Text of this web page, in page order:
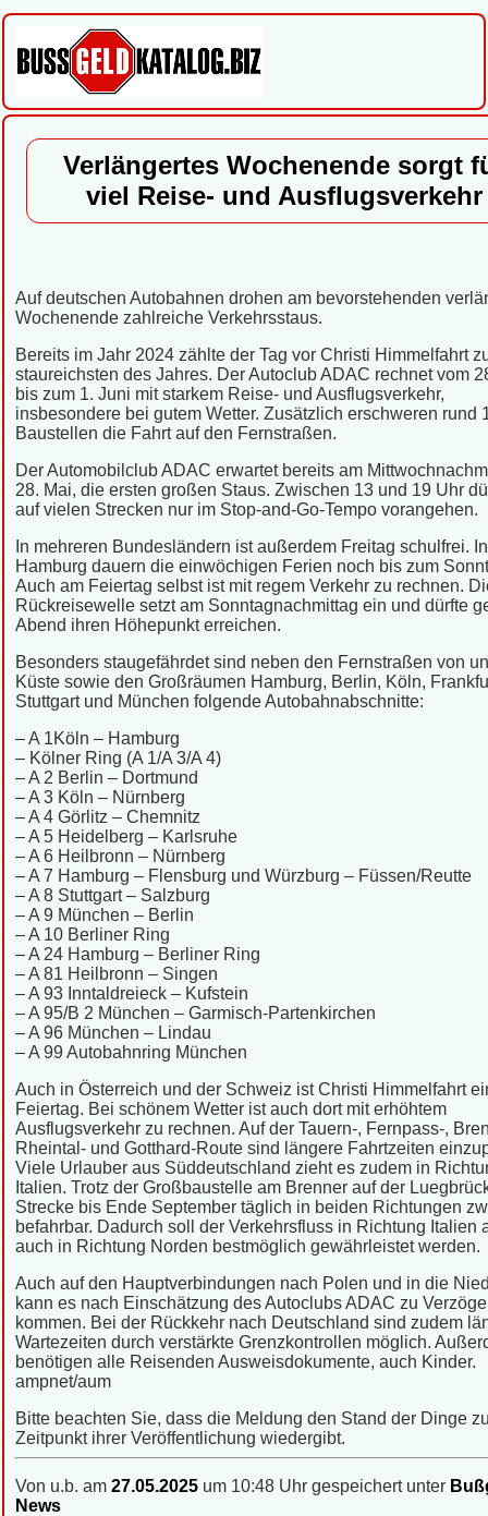
Verlängertes Wochenende sorgt
viel Reise- und Ausflugsverkehr
Auf deutschen Autobahnen drohen am bevorstehenden
Wochenende zahlreiche Verkehrsstaus.
Bereits im Jahr 2024 zählte der Tag vor Christi Himmelfahrt
staureichsten des Jahres. Der Autoclub ADAC rechnet vom
bis zum 1. Juni mit starkem Reise- und Ausflugsverkehr,
insbesondere bei gutem Wetter. Zusätzlich erschweren rund
Baustellen die Fahrt auf den Fernstraßen.
Der Automobilclub ADAC erwartet bereits am
28. Mai, die ersten großen Staus. Zwischen 13 und 19 Uhr
auf vielen Strecken nur im Stop-and-Go-Tempo vorangehen.
In mehreren Bundesländern ist außerdem Freitag schulfrei. In
Hamburg dauern die einwöchigen Ferien noch bis zum
Auch am Feiertag selbst ist mit regem Verkehr zu rechnen.
Rückreisewelle setzt am Sonntagnachmittag ein und dürfte
Abend ihren Höhepunkt erreichen.
Besonders staugefährdet sind neben den Fernstraßen von
Küste sowie den Großräumen Hamburg, Berlin, Köln,
Stuttgart und München folgende Autobahnabschnitte:
– A 1Köln – Hamburg
– Kölner Ring (A 1/A 3/A 4)
– A 2 Berlin – Dortmund
– A 3 Köln – Nürnberg
– A 4 Görlitz – Chemnitz
– A 5 Heidelberg – Karlsruhe
– A 6 Heilbronn – Nürnberg
– A 7 Hamburg – Flensburg und Würzburg – Füssen/Reutte
– A 8 Stuttgart – Salzburg
– A 9 München – Berlin
– A 10 Berliner Ring
– A 24 Hamburg – Berliner Ring
– A 81 Heilbronn – Singen
– A 93 Inntaldreieck – Kufstein
– A 95/B 2 München – Garmisch-Partenkirchen
– A 96 München – Lindau
– A 99 Autobahnring München
Auch in Österreich und der Schweiz ist Christi Himmelfahrt
Feiertag. Bei schönem Wetter ist auch dort mit erhöhtem
Ausflugsverkehr zu rechnen. Auf der Tauern-, Fernpass-,
Rheintal- und Gotthard-Route sind längere Fahrtzeiten
Viele Urlauber aus Süddeutschland zieht es zudem in
Italien. Trotz der Großbaustelle am Brenner auf der
Strecke bis Ende September täglich in beiden Richtungen
befahrbar. Dadurch soll der Verkehrsfluss in Richtung Italien
auch in Richtung Norden bestmöglich gewährleistet werden.
Auch auf den Hauptverbindungen nach Polen und in die
kann es nach Einschätzung des Autoclubs ADAC zu
kommen. Bei der Rückkehr nach Deutschland sind zudem
Wartezeiten durch verstärkte Grenzkontrollen möglich.
benötigen alle Reisenden Ausweisdokumente, auch Kinder.
ampnet/aum
Bitte beachten Sie, dass die Meldung den Stand der Dinge
Zeitpunkt ihrer Veröffentlichung wiedergibt.
Von u.b. am 27.05.2025 um 10:48 Uhr gespeichert unter
News